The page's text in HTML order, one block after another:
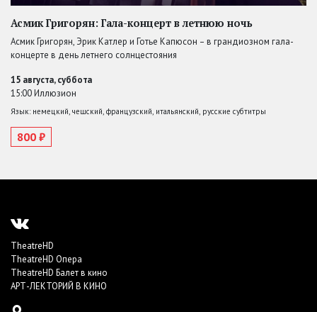
Асмик Григорян: Гала-концерт в летнюю ночь
Асмик Григорян, Эрик Катлер и Готье Капюсон – в грандиозном гала-
концерте в день летнего солнцестояния
15 августа, суббота
15:00 Иллюзион
Язык: немецкий, чешский, французский, итальянский, русские субтитры
800 ₽
TheatreHD
TheatreHD Опера
TheatreHD Балет в кино
АРТ-ЛЕКТОРИЙ В КИНО